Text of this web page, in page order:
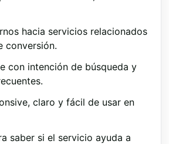
hacia servicios relacionados
conversión.
con intención de búsqueda y
claro y fácil de usar en
saber si el servicio ayuda a